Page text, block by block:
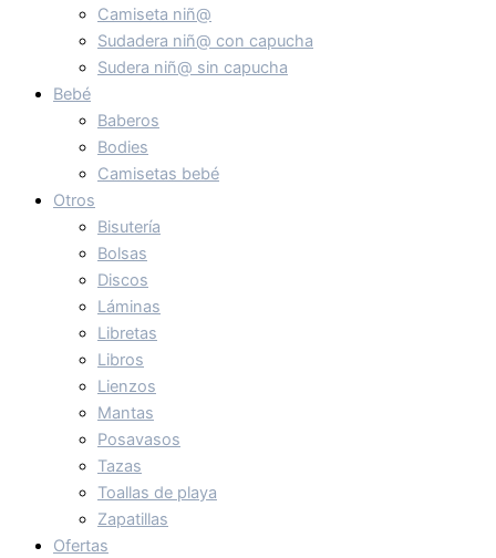
Camiseta niñ@
Sudadera niñ@ con capucha
Sudera niñ@ sin capucha
Bebé
Baberos
Bodies
Camisetas bebé
Otros
Bisutería
Bolsas
Discos
Láminas
Libretas
Libros
Lienzos
Mantas
Posavasos
Tazas
Toallas de playa
Zapatillas
Ofertas